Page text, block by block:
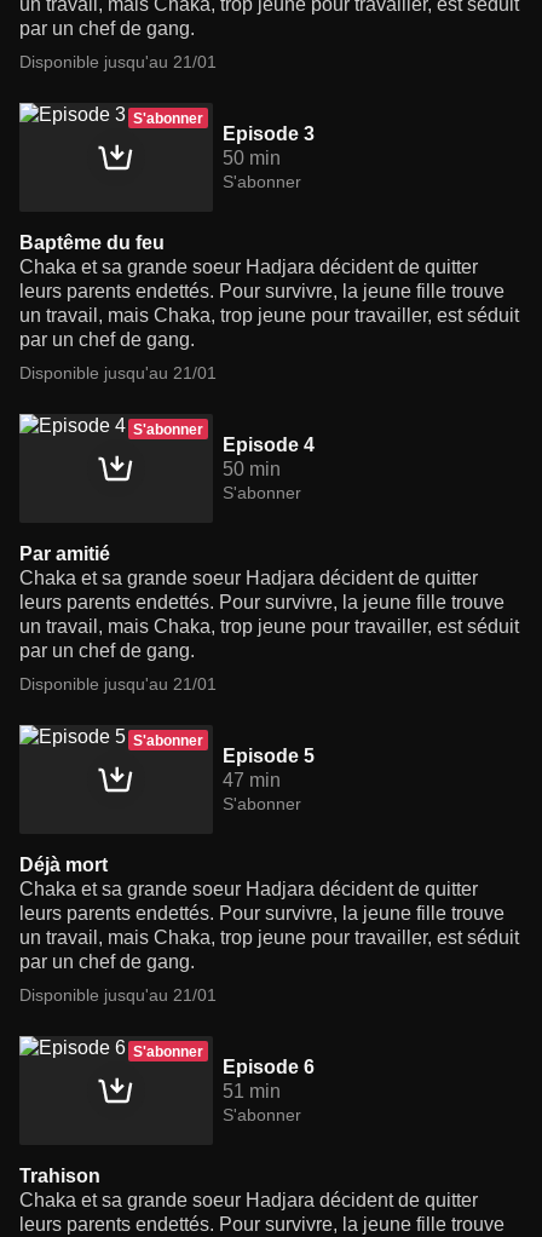
un travail, mais Chaka, trop jeune pour travailler, est séduit
par un chef de gang.
Disponible jusqu'au 21/01
S'abonner
Episode 3
50 min
S'abonner
Baptême du feu
Chaka et sa grande soeur Hadjara décident de quitter
leurs parents endettés. Pour survivre, la jeune fille trouve
un travail, mais Chaka, trop jeune pour travailler, est séduit
par un chef de gang.
Disponible jusqu'au 21/01
S'abonner
Episode 4
50 min
S'abonner
Par amitié
Chaka et sa grande soeur Hadjara décident de quitter
leurs parents endettés. Pour survivre, la jeune fille trouve
un travail, mais Chaka, trop jeune pour travailler, est séduit
par un chef de gang.
Disponible jusqu'au 21/01
S'abonner
Episode 5
47 min
S'abonner
Déjà mort
Chaka et sa grande soeur Hadjara décident de quitter
leurs parents endettés. Pour survivre, la jeune fille trouve
un travail, mais Chaka, trop jeune pour travailler, est séduit
par un chef de gang.
Disponible jusqu'au 21/01
S'abonner
Episode 6
51 min
S'abonner
Trahison
Chaka et sa grande soeur Hadjara décident de quitter
leurs parents endettés. Pour survivre, la jeune fille trouve